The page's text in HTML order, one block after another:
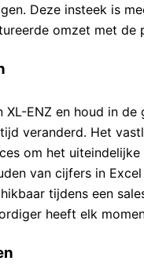
Deze insteek is
omzet met de
XL-ENZ en houd in
veranderd. Het
om het
van cijfers in
tijdens een
heeft elk